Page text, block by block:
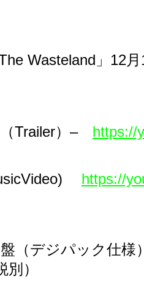
Wasteland 」 12月
（Trailer） –
https://
https://
盤（デジパック仕
別）